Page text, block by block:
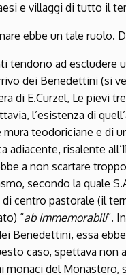
e villaggi di tutto il
ebbe un tale ruolo.
tendono ad escludere
dei Benedettini (si
di E.Curzel, Le pievi
l’esistenza di
teodoriciane e di
adiacente, risalente
a non scartare
secondo la quale
centro pastorale (il
“ab immemorabili”.
Benedettini, essa
caso, spettava non
monaci del Monastero,